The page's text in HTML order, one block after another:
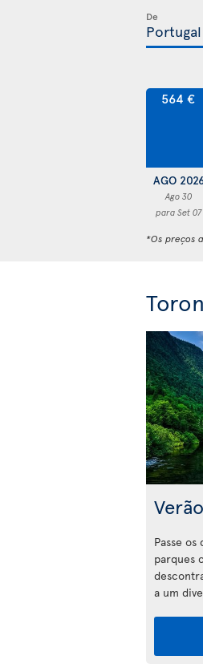
De
564 €
AGO
Ago 30
para Set 07
*Os preços
Verão
Passe
parques
a um